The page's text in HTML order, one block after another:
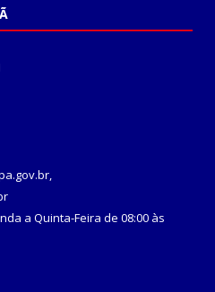
a Quinta-Feira de 08:00 às